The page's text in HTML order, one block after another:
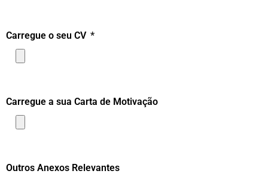
Carregue o seu CV
Carregue a sua Carta de Motivação
Outros Anexos Relevantes